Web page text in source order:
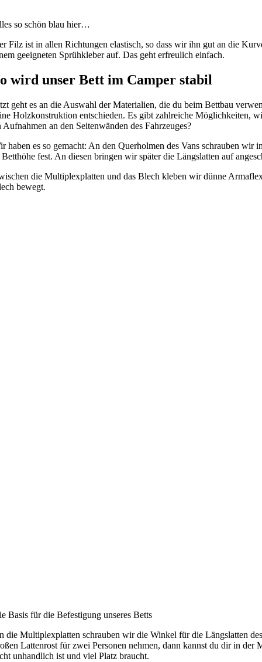
so schön blau hier…
Filz ist in allen Richtungen elastisch, so dass wir ihn gut an die
geeigneten Sprühkleber auf. Das geht erfreulich einfach.
wird unser Bett im Camper stabil
geht es an die Auswahl der Materialien, die du beim Bettbau
Holzkonstruktion entschieden. Es gibt zahlreiche Möglichkeiten,
Aufnahmen an den Seitenwänden des Fahrzeuges?
haben es so gemacht: An den Querholmen des Vans schrauben
fest. An diesen bringen wir später die Längslatten auf
die Multiplexplatten und das Blech kleben wir dünne
bewegt.
Basis für die Befestigung unseres Betts
die Multiplexplatten schrauben wir die Winkel für die Längslatten
Lattenrost für zwei Personen nehmen, dann kannst du dir in der
unhandlich ist und viel Platz braucht.